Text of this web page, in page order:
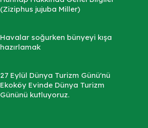
(Ziziphus jujuba Miller)
Havalar soğurken bünyeyi kışa
hazırlamak
27 Eylül Dünya Turizm Günü'nü
Ekoköy Evinde Dünya Turizm
Gününü kutluyoruz.